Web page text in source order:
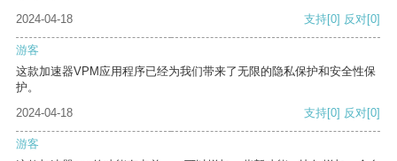
2024-04-18
支持[0] 反对[0]
游客
这款加速器VPM应用程序已经为我们带来了无限的隐私保护和安全性保
护。
2024-04-18
支持[0] 反对[0]
游客